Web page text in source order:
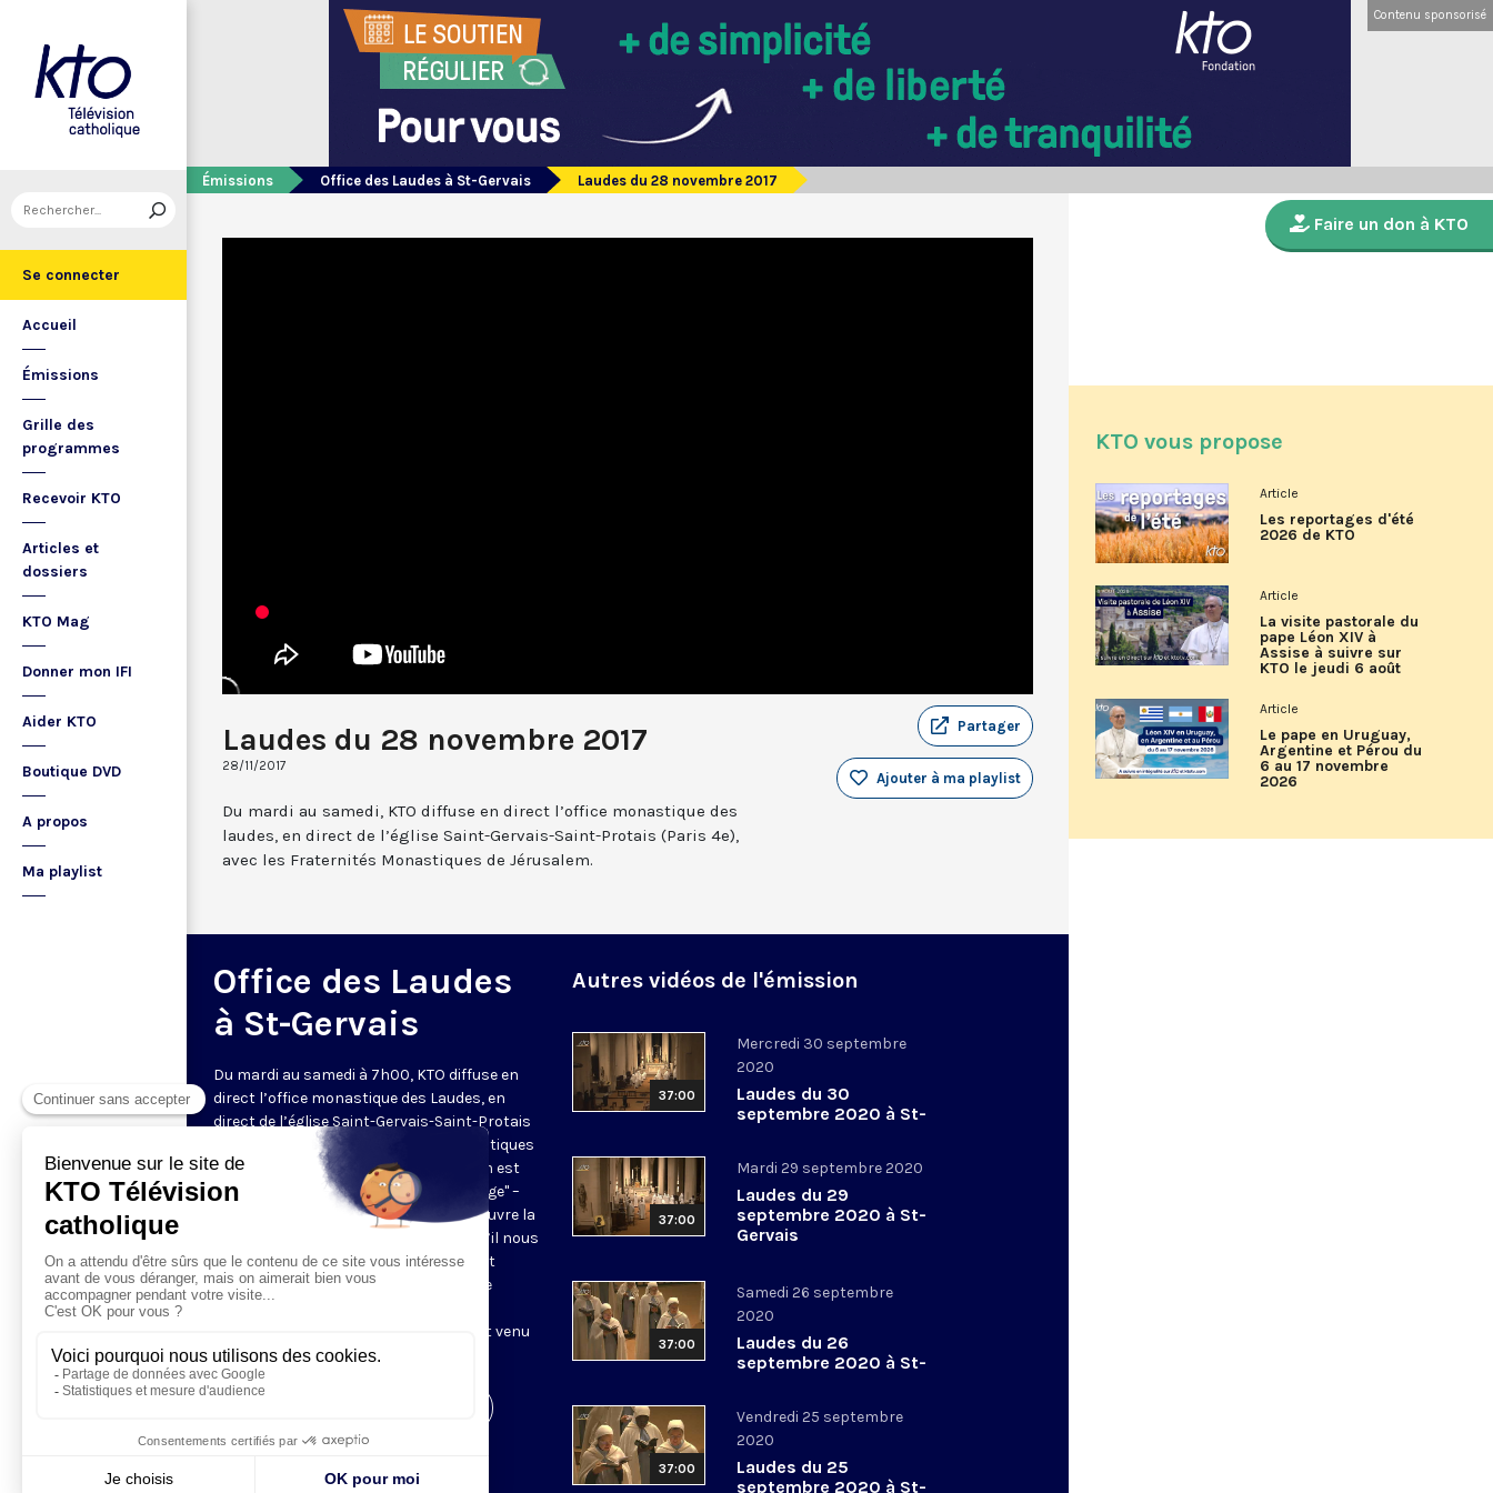
Se connecter
Accueil
Émissions
Grille des
programmes
Recevoir KTO
Articles et
dossiers
KTO Mag
Donner mon IFI
Aider KTO
Boutique DVD
A propos
Ma playlist
Contenu sponsorisé
Émissions Office des Laudes à St-Gervais Laudes du 28 novembre 2017
Laudes du 28 novembre 2017
28/11/2017
Partager
Ajouter à ma playlist
Du mardi au samedi, KTO diffuse en direct l’office monastique des
laudes, en direct de l’église Saint-Gervais-Saint-Protais (Paris 4e),
avec les Fraternités Monastiques de Jérusalem.
Office des Laudes
à St-Gervais
Du mardi au samedi à 7h00, KTO diffuse en
direct l’office monastique des Laudes, en
direct de l’église Saint-Gervais-Saint-Protais
(Paris IVe), avec les Fraternités Monastiques
de Jérusalem. Les Laudes – dont le nom est
dérivé du terme latin qui signifie "louange" –
sont d’abord la prière de louange qui ouvre la
journée pour remercier Dieu du don qu’il nous
fait de ce jour nouveau, et le placer tout
entier sous son regard. Mais son heure
Résurrection du Seigneur, "soleil levant venu
nous visiter" (Lc 1,28).
Autres vidéos de l'émission
37:00
Mercredi 30 septembre
2020
Laudes du 30
septembre 2020 à St-
37:00
Mardi 29 septembre 2020
Laudes du 29
septembre 2020 à St-
Gervais
37:00
Samedi 26 septembre
2020
Laudes du 26
septembre 2020 à St-
37:00
Vendredi 25 septembre
2020
Laudes du 25
septembre 2020 à St-
Faire un don à KTO
KTO vous propose
Article
Les reportages d'été
2026 de KTO
Article
La visite pastorale du
pape Léon XIV à
Assise à suivre sur
KTO le jeudi 6 août
Article
Le pape en Uruguay,
Argentine et Pérou du
6 au 17 novembre
2026